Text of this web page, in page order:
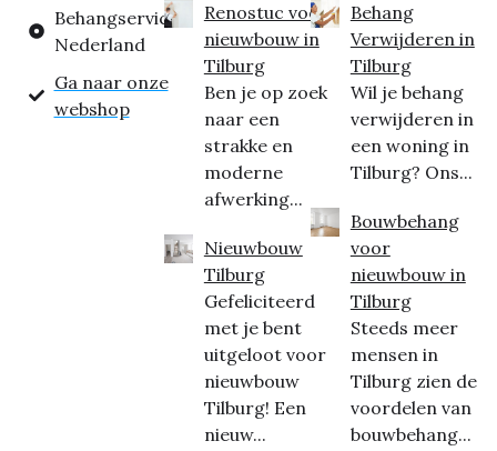
Behangservice
Nederland
Ga naar onze
webshop
Renostuc voor
nieuwbouw in
Tilburg
Ben je op zoek
naar een
strakke en
moderne
afwerking...
Nieuwbouw
Tilburg
Gefeliciteerd
met je bent
uitgeloot voor
nieuwbouw
Tilburg! Een
nieuw...
Behang
Verwijderen in
Tilburg
Wil je behang
verwijderen in
een woning in
Tilburg? Ons...
Bouwbehang
voor
nieuwbouw in
Tilburg
Steeds meer
mensen in
Tilburg zien de
voordelen van
bouwbehang...